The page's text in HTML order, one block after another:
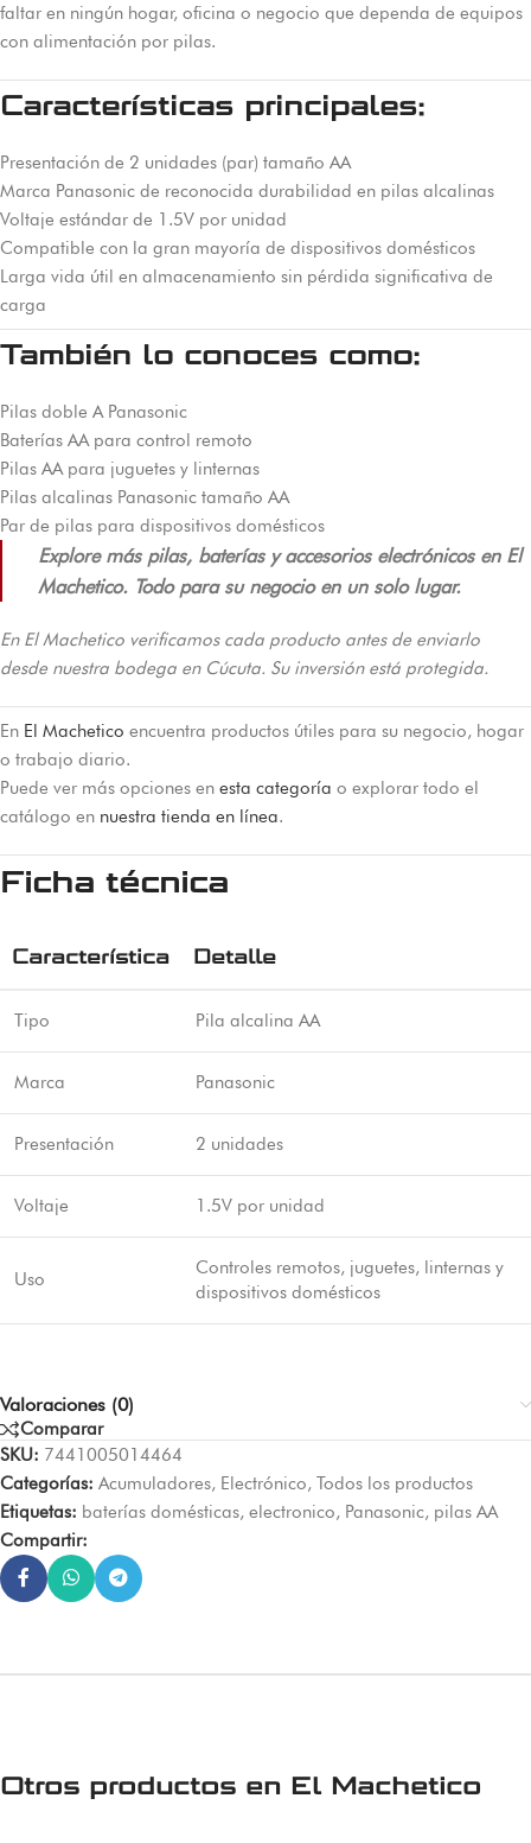
faltar en ningún hogar, oficina o negocio que dependa de equipos
con alimentación por pilas.
Características principales:
Presentación de 2 unidades (par) tamaño AA
Marca Panasonic de reconocida durabilidad en pilas alcalinas
Voltaje estándar de 1.5V por unidad
Compatible con la gran mayoría de dispositivos domésticos
Larga vida útil en almacenamiento sin pérdida significativa de
carga
También lo conoces como:
Pilas doble A Panasonic
Baterías AA para control remoto
Pilas AA para juguetes y linternas
Pilas alcalinas Panasonic tamaño AA
Par de pilas para dispositivos domésticos
Explore más pilas, baterías y accesorios electrónicos en El
Machetico. Todo para su negocio en un solo lugar.
En El Machetico verificamos cada producto antes de enviarlo
desde nuestra bodega en Cúcuta. Su inversión está protegida.
En El Machetico encuentra productos útiles para su negocio, hogar
o trabajo diario.
Puede ver más opciones en esta categoría o explorar todo el
catálogo en nuestra tienda en línea.
Ficha técnica
Característica Detalle
Tipo Pila alcalina AA
Marca Panasonic
Presentación 2 unidades
Voltaje 1.5V por unidad
Uso
Controles remotos, juguetes, linternas y
dispositivos domésticos
Valoraciones (0)
Comparar
SKU: 7441005014464
Categorías: Acumuladores, Electrónico, Todos los productos
Etiquetas: baterías domésticas, electronico, Panasonic, pilas AA
Compartir:
Otros productos en El Machetico